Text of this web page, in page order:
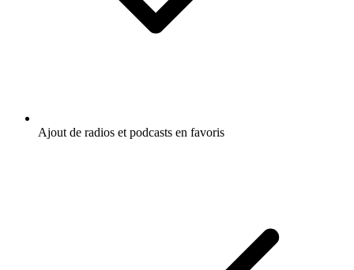
Ajout de radios et podcasts en favoris